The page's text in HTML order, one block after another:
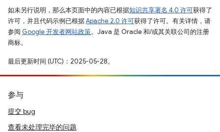
如未另行说明，那么本页面中的内容已根据知识共享署名 4.0 许可获得了
许可，并且代码示例已根据Apache 2.0 许可获得了许可。有关详情，请
参阅 Google 开发者网站政策。Java 是 Oracle 和/或其关联公司的注册
商标。
最后更新时间 (UTC)：2025-05-28。
参与
提交 bug
查看未处理完毕的问题